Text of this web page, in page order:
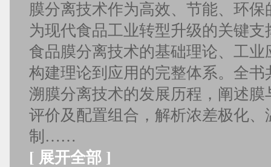
膜分离技术作为高效、节能、环
为现代食品工业转型升级的关键
食品膜分离技术的基础理论、工
构建理论到应用的完整体系。全
溯膜分离技术的发展历程，阐述
评价及配置组合，解析浓差极化
制……
[ 展开全部 ]